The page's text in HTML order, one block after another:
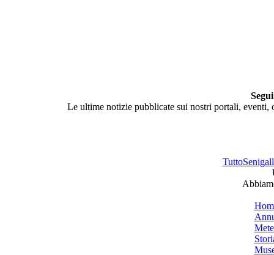
Le ultime notizie pubblicate sui nostri portali,